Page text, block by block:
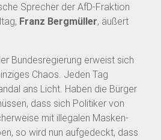
Sprecher der AfD-Fraktion
Franz Bergmüller, äußert
Bundesregierung erweist sich
Chaos. Jeden Tag
ans Licht. Haben die Bürger
dass sich Politiker von
mit illegalen Masken-
so wird nun aufgedeckt, dass